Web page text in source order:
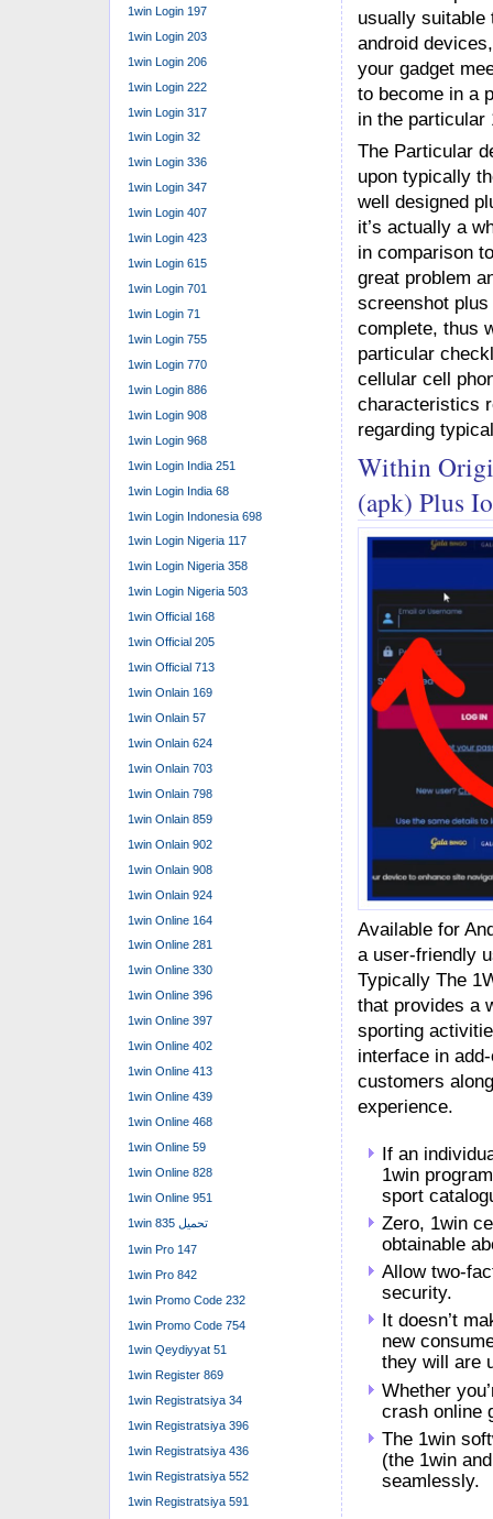
usually suitable
android
your gadget
to become in a
in the particular
The Particular
upon typically
well designed
it’s actually a
in comparison
great problem
screenshot
complete, thus
particular
cellular cell
characteristics
regarding
Within
(apk) Plus
Available for
a user-friendly
Typically The
that provides a
sporting
interface in
customers
experience.
If an
1win
sport
Zero, 1win
obtainable
Allow two-
security.
It doesn’t
new
they will are
Whether
crash online
The 1win
(the 1win
seamlessly.
1win Login 197
1win Login 203
1win Login 206
1win Login 222
1win Login 317
1win Login 32
1win Login 336
1win Login 347
1win Login 407
1win Login 423
1win Login 615
1win Login 701
1win Login 71
1win Login 755
1win Login 770
1win Login 886
1win Login 908
1win Login 968
1win Login India 251
1win Login India 68
1win Login Indonesia 698
1win Login Nigeria 117
1win Login Nigeria 358
1win Login Nigeria 503
1win Official 168
1win Official 205
1win Official 713
1win Onlain 169
1win Onlain 57
1win Onlain 624
1win Onlain 703
1win Onlain 798
1win Onlain 859
1win Onlain 902
1win Onlain 908
1win Onlain 924
1win Online 164
1win Online 281
1win Online 330
1win Online 396
1win Online 397
1win Online 402
1win Online 413
1win Online 439
1win Online 468
1win Online 59
1win Online 828
1win Online 951
1win تحميل 835
1win Pro 147
1win Pro 842
1win Promo Code 232
1win Promo Code 754
1win Qeydiyyat 51
1win Register 869
1win Registratsiya 34
1win Registratsiya 396
1win Registratsiya 436
1win Registratsiya 552
1win Registratsiya 591